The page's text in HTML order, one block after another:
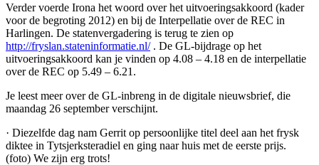
Verder voerde Irona het woord over het uitvoeringsakkoord (kader
voor de begroting 2012) en bij de Interpellatie over de REC in
Harlingen. De statenvergadering is terug te zien op
http://fryslan.stateninformatie.nl/. De GL-bijdrage op het
uitvoeringsakkoord kan je vinden op 4.08 – 4.18 en de interpellatie
over de REC op 5.49 – 6.21.
Je leest meer over de GL-inbreng in de digitale nieuwsbrief, die
maandag 26 september verschijnt.
· Diezelfde dag nam Gerrit op persoonlijke titel deel aan het frysk
diktee in Tytsjerksteradiel en ging naar huis met de eerste prijs.
(foto) We zijn erg trots!